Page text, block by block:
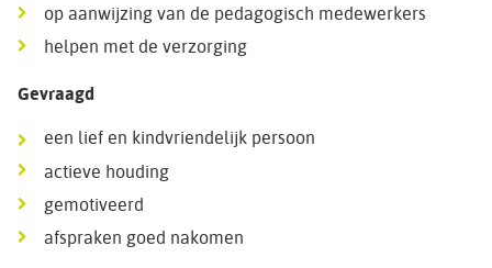
op aanwijzing van de pedagogisch medewerkers
helpen met de verzorging
Gevraagd
een lief en kindvriendelijk persoon
actieve houding
gemotiveerd
afspraken goed nakomen